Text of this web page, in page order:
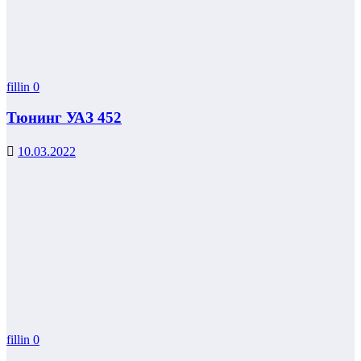
fillin 0
Тюнинг УАЗ 452
10.03.2022
fillin 0